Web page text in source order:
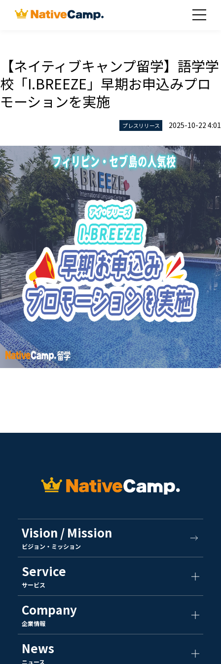
【ネイティブキャンプ留学】語学学
校「I.BREEZE」早期お申込みプロ
モーションを実施
プレスリリース 2025-10-22 4:01
Vision / Mission
ビジョン・ミッション
Service
サービス
Company
企業情報
News
ニュース